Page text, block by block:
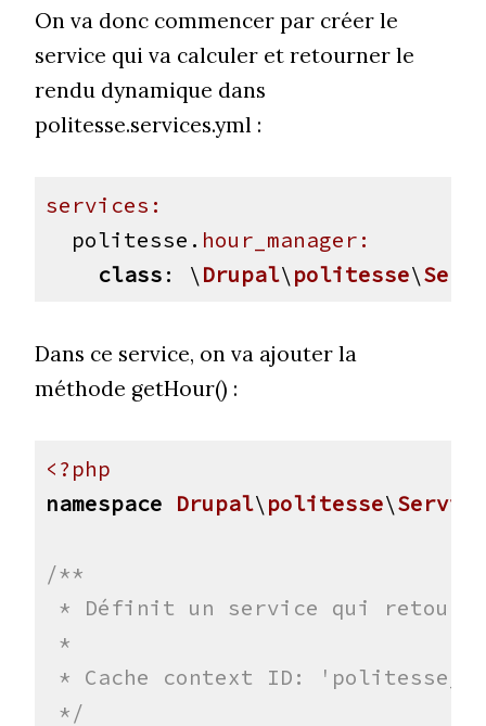
On va donc commencer par créer le
service qui va calculer et retourner le
rendu dynamique dans
politesse.services.yml :
services:
  politesse.
hour_manager:
class : \ Drupal\ politesse\
Dans ce service, on va ajouter la
méthode getHour() :
<?php
namespace
Drupal\ politesse\
/**
* Définit un service qui
*
* Cache context ID:
*/